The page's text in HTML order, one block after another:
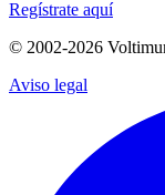
Regístrate aquí
© 2002-2026
Aviso legal